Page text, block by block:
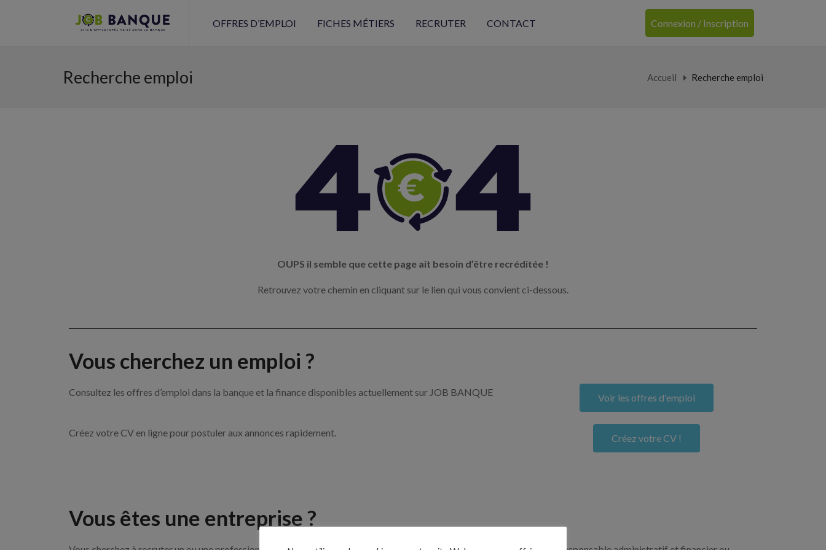
OFFRES D’EMPLOI FICHES MÉTIERS RECRUTER CONTACT Connexion / Inscription
Recherche emploi Accueil Recherche emploi
OUPS il semble que cette page ait besoin d’être recréditée !
Retrouvez votre chemin en cliquant sur le lien qui vous convient ci-dessous.
Vous cherchez un emploi ?
Consultez les offres d’emploi dans la banque et la finance disponibles actuellement sur JOB BANQUE Voir les offres d'emploi
Créez votre CV en ligne pour postuler aux annonces rapidement. Créez votre CV !
Vous êtes une entreprise ?